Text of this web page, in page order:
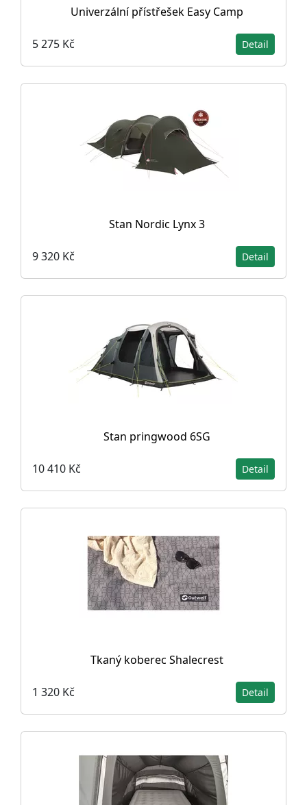
Univerzální přístřešek Easy Camp
5 275 Kč Detail
Stan Nordic Lynx 3
9 320 Kč Detail
Stan pringwood 6SG
10 410 Kč Detail
Tkaný koberec Shalecrest
1 320 Kč Detail